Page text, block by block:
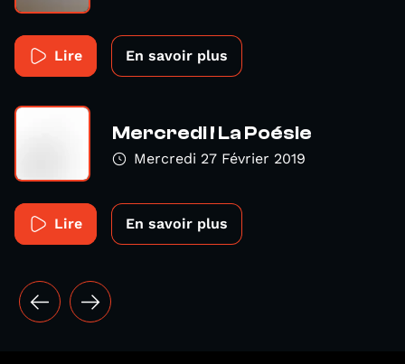
Lire En savoir plus
Mercredi ! La Poésie
Mercredi 27 Février 2019
Lire En savoir plus